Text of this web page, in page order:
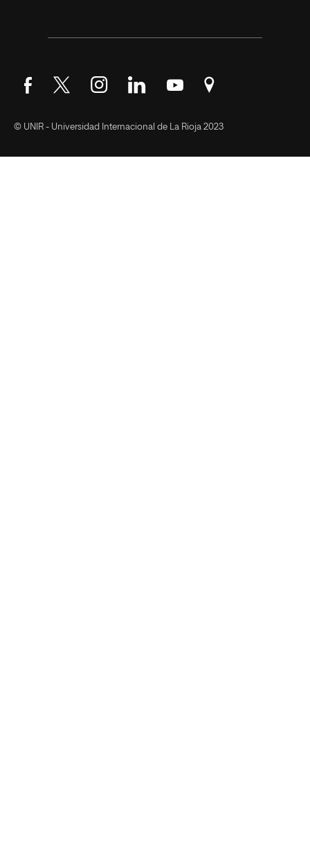
Síguenos en Facebook
Síguenos en Twitter
Síguenos en Instagram
Síguenos en LinkedIn
Síguenos en YouTube
Encuéntranos en
© UNIR - Universidad Internacional de La Rioja 2023